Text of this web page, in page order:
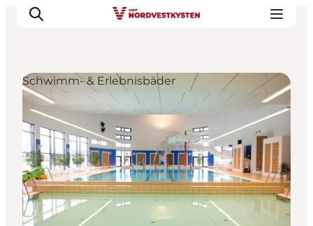
Urlaubsorte
Inspiration
Events
Unterkunft
Mach deine Urlaubsplanung
Schwimm- & Erlebnisbäder